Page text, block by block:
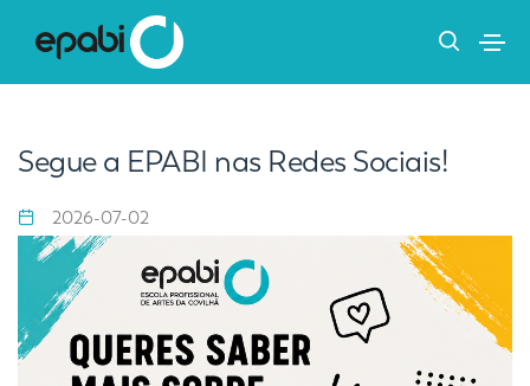
Segue a EPABI nas Redes Sociais!
2026-07-02